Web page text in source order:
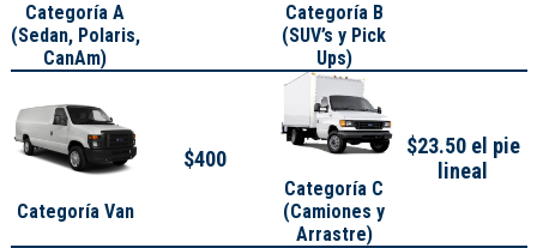
Categoría A
(Sedan, Polaris,
CanAm)
Categoría B
(SUV’s y Pick
Ups)
Categoría Van
$400
Categoría C
(Camiones y
Arrastre)
$23.50 el pie
lineal